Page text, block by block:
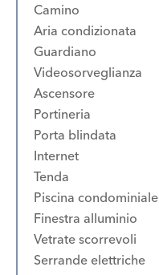
Camino
Aria condizionata
Guardiano
Videosorveglianza
Ascensore
Portineria
Porta blindata
Internet
Tenda
Piscina condominiale
Finestra alluminio
Vetrate scorrevoli
Serrande elettriche